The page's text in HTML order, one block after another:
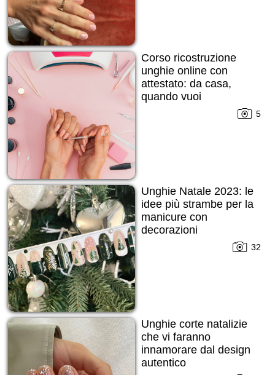
Corso ricostruzione
unghie online con
attestato: da casa,
quando vuoi
5
Unghie Natale 2023: le
idee più strambe per la
manicure con
decorazioni
32
Unghie corte natalizie
che vi faranno
innamorare dal design
autentico